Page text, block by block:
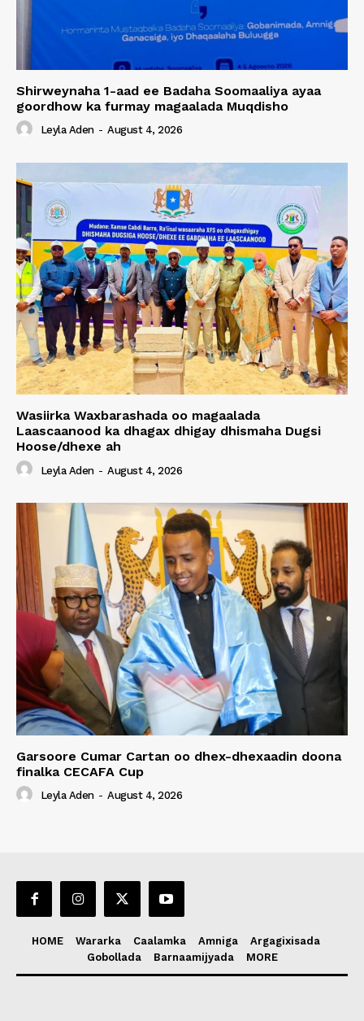
Shirweynaha 1-aad ee Badaha Soomaaliya ayaa
goordhow ka furmay magaalada Muqdisho
Leyla Aden - August 4, 2026
Wasiirka Waxbarashada oo magaalada
Laascaanood ka dhagax dhigay dhismaha Dugsi
Hoose/dhexe ah
Leyla Aden - August 4, 2026
Garsoore Cumar Cartan oo dhex-dhexaadin doona
finalka CECAFA Cup
Leyla Aden - August 4, 2026
HOME Wararka Caalamka Amniga
Argagixisada
Gobollada
Barnaamijyada MORE